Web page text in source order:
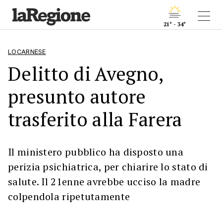
21° - 34°
LOCARNESE
Delitto di Avegno,
presunto autore
trasferito alla Farera
Il ministero pubblico ha disposto una
perizia psichiatrica, per chiarire lo stato di
salute. Il 21enne avrebbe ucciso la madre
colpendola ripetutamente